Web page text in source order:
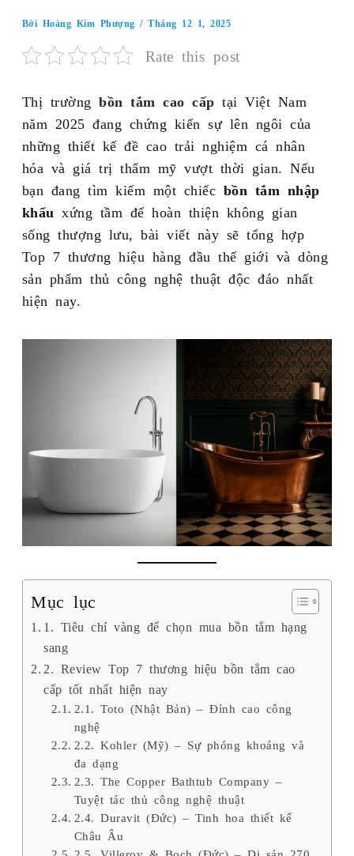
Bởi Hoàng Kim Phượng/Tháng 12 1, 2025
Rate this post
Thị trườngbồn tắm cao cấp tại Việt Nam
năm 2025 đang chứng kiến sự lên ngôi của
những thiết kế đề cao trải nghiệm cá nhân
hóa và giá trị thẩm mỹ vượt thời gian. Nếu
bạn đang tìm kiếm một chiếc bồn tắm nhập
khẩu xứng tầm để hoàn thiện không gian
sống thượng lưu, bài viết này sẽ tổng hợp
Top 7 thương hiệu hàng đầu thế giới và dòng
sản phẩm thủ công nghệ thuật độc đáo nhất
hiện nay.
Mục lục
1. Tiêu chí vàng để chọn mua bồn tắm hạng
sang
2. Review Top 7 thương hiệu bồn tắm cao
cấp tốt nhất hiện nay
2.1. Toto (Nhật Bản) – Đỉnh cao công
nghệ
2.2. Kohler (Mỹ) – Sự phóng khoáng và
đa dạng
2.3. The Copper Bathtub Company –
Tuyệt tác thủ công nghệ thuật
2.4. Duravit (Đức) – Tinh hoa thiết kế
Châu Âu
2.5. Villeroy & Boch (Đức) – Di sản 270